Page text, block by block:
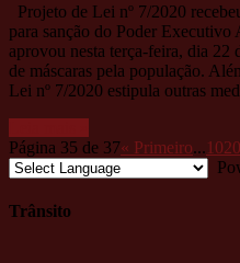
Projeto de Lei nº 7/2020
para sanção do Poder
aprovou nesta terça-feira, dia 22
de máscaras pela população.
Lei nº 7/2020 estipula outras
Página 35 de 37« Primeiro...1020
Trânsito